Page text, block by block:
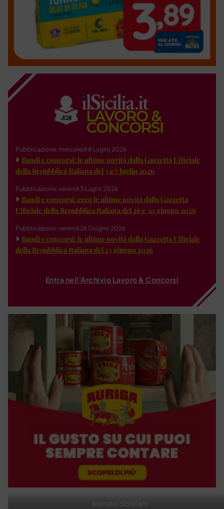
Renato Schifani
Pubblicazione: mercoledì 8 Luglio 2026
Bandi e concorsi: le ultime novità dalla Gazzetta Ufficiale
della Repubblica Italiana del 3 e 7 luglio 2026
Pubblicazione: venerdì 3 Luglio 2026
Bandi e concorsi: ecco le ultime novità dalla Gazzetta
Ufficiale della Repubblica Italiana del 26 e 30 giugno 2026
Pubblicazione: venerdì 26 Giugno 2026
Bandi e concorsi: le ultime novità dalla Gazzetta Ufficiale
della Repubblica Italiana del 23 giugno 2026
Entra nell'Archivio Lavoro & Concorsi